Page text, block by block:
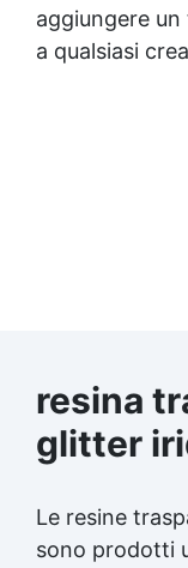
aggiungere
a qualsiasi
resina
glitter
Le resine
sono prodotti